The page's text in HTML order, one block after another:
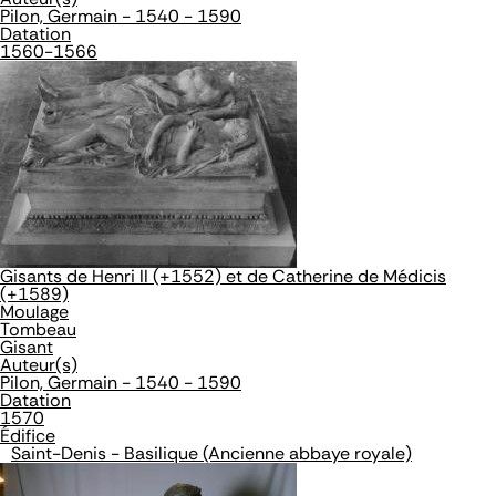
Pilon, Germain - 1540 - 1590
Datation
1560-1566
Gisants de Henri II (+1552) et de Catherine de Médicis
(+1589)
Moulage
Tombeau
Gisant
Auteur(s)
Pilon, Germain - 1540 - 1590
Datation
1570
Édifice
Saint-Denis - Basilique (Ancienne abbaye royale)